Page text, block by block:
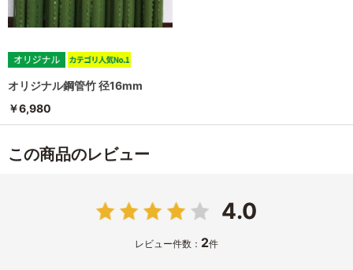
オリジナル鋼管竹 径16mm
￥6,980
この商品のレビュー
4.0
レビュー件数： 2件